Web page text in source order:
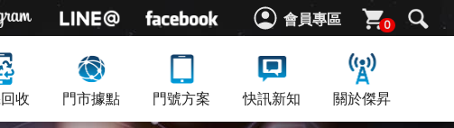
會員專區 0
收 門市據點 門號方案 快訊新知 關於傑昇